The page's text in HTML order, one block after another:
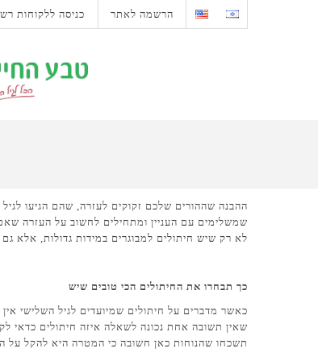
הרשמה לאתר כניסה ללקוחות
ההבנה שההורים שלכם זקוקים לעזרה, שהם הגיעו
שמשלימים עם העניין ומתחילים לחשוב על העזרה
לא רק שיש חיתולים למבוגרים במידות גדולות, אלא
כך תבחרו את החיתולים הכי טובים שיש
כאשר מדברים על חיתולים שמיועדים לגיל השלישי
שאין תשובה אחת נכונה לשאלה איזה חיתולים כדאי
תשכחו שהנוחות כאן חשובה כי המטרה היא להקל על